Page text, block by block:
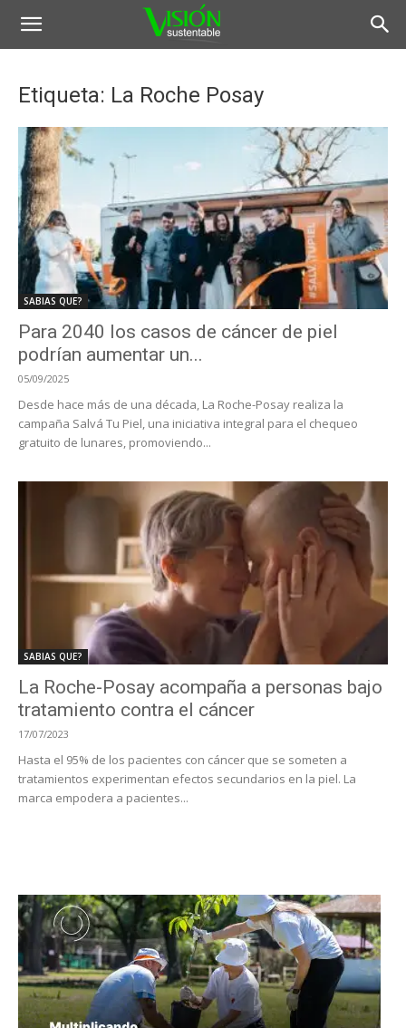
Etiqueta: La Roche Posay
SABIAS QUE?
Para 2040 los casos de cáncer de piel
podrían aumentar un...
05/09/2025
Desde hace más de una década, La Roche-Posay realiza la
campaña Salvá Tu Piel, una iniciativa integral para el chequeo
gratuito de lunares, promoviendo...
SABIAS QUE?
La Roche-Posay acompaña a personas bajo
tratamiento contra el cáncer
17/07/2023
Hasta el 95% de los pacientes con cáncer que se someten a
tratamientos experimentan efectos secundarios en la piel. La
marca empodera a pacientes...